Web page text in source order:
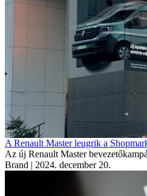
A Renault Master leugrik a
Az új Renault Master
Brand | 2024. december 20.